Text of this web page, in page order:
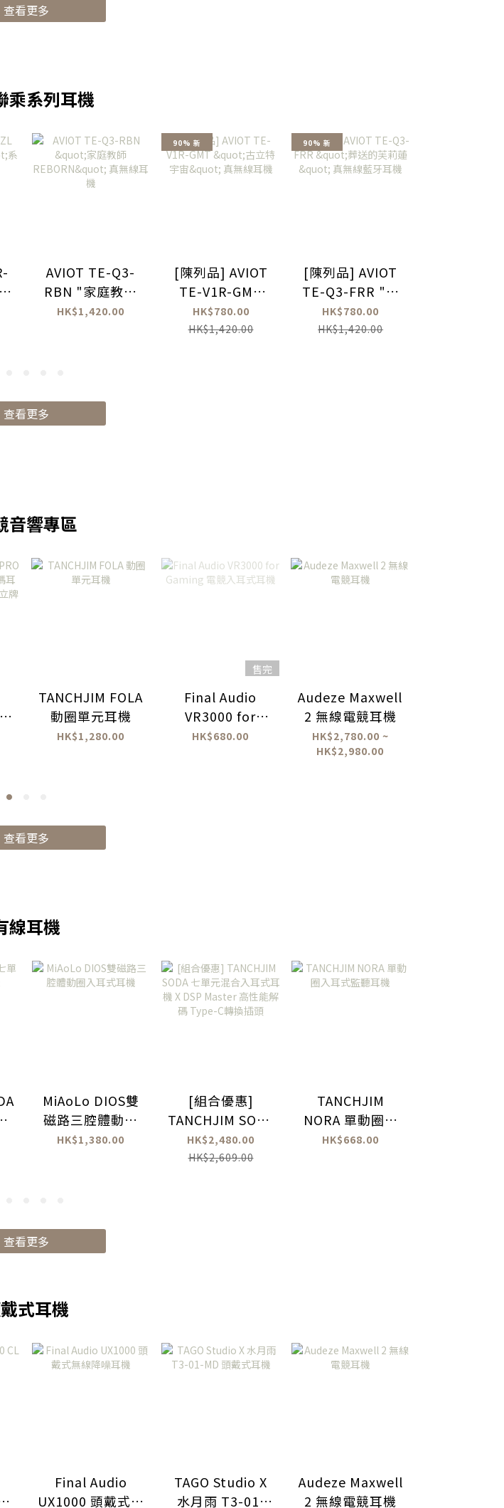
查看更多
乘系列耳機
AVIOT TE-Q3-
RBN "家庭教師
REBORN" 真無
HK$1,420.00
90% 新
[陳列品] AVIOT
TE-V1R-GMT
"古立特宇宙" 真
無線耳機
HK$780.00
HK$1,420.00
90% 新
[陳列品] AVIOT
TE-Q3-FRR "葬
送的芙莉蓮" 真無
線藍牙耳機
HK$780.00
HK$1,420.00
查看更多
音響專區
TANCHJIM FOLA
動圈單元耳機
HK$1,280.00
售完
Final Audio
VR3000 for
Gaming 電競入
HK$680.00
Audeze Maxwell
2 無線電競耳機
HK$2,780.00 ~
HK$2,980.00
查看更多
線耳機
MiAoLo DIOS雙
磁路三腔體動圈
入耳式耳機
HK$1,380.00
[組合優惠]
TANCHJIM SODA
七單元混合入耳
式耳機 X DSP
HK$2,480.00
HK$2,609.00
TANCHJIM
NORA 單動圈入
耳式監聽耳機
HK$668.00
查看更多
式耳機
Final Audio
UX1000 頭戴式無
TAGO Studio X
水月雨 T3-01-
Audeze Maxwell
2 無線電競耳機